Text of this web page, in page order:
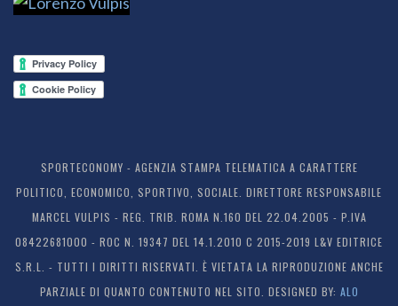
SPORTECONOMY - AGENZIA STAMPA TELEMATICA A CARATTERE
POLITICO, ECONOMICO, SPORTIVO, SOCIALE. DIRETTORE RESPONSABILE
MARCEL VULPIS - REG. TRIB. ROMA N.160 DEL 22.04.2005 - P.IVA
08422681000 - ROC N. 19347 DEL 14.1.2010 C 2015-2019 L&V EDITRICE
S.R.L. - TUTTI I DIRITTI RISERVATI. È VIETATA LA RIPRODUZIONE ANCHE
PARZIALE DI QUANTO CONTENUTO NEL SITO. DESIGNED BY: ALO